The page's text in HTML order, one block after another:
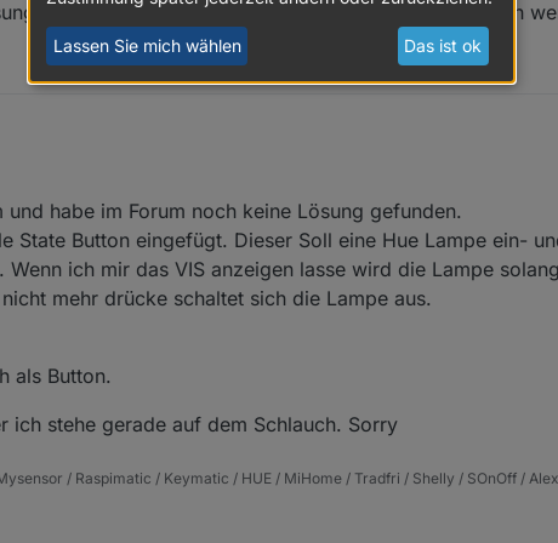
?
Werde das Schmuddelwetter nutzen um ein
habe im Forum noch keine Lösung gefunden.
State Button eingefügt. Dieser Soll eine Hue Lampe ein-
Wenn ich mir das VIS anzeigen lasse wird die Lampe
mehr drücke schaltet sich die Lampe aus.
als Button.
ich stehe gerade auf dem Schlauch. Sorry
/ Raspimatic / Keymatic / HUE / MiHome / Tradfri / Shelly / SOnOff /
Lassen Sie mich wählen Das ist ok